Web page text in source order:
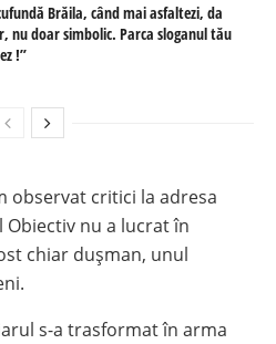
Brăila, când mai asfaltezi, da
nu doar simbolic. Parca sloganul tău
!”
observat critici la adresa
nu a lucrat în
chiar dușman, unul
s-a trasformat în arma